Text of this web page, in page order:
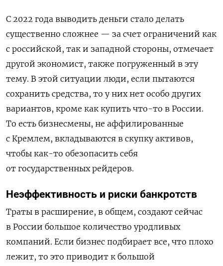
С 2022 года выводить деньги стало делать
существенно сложнее — за счет ограничений как
с российской, так и западной стороны, отмечает
другой экономист, также погруженный в эту
тему. В этой ситуации люди, если пытаются
сохранить средства, то у них нет особо других
вариантов, кроме как купить что-то в России.
То есть бизнесмены, не аффилированные
с Кремлем, вкладываются в скупку активов,
чтобы как-то обезопасить себя
от государственных рейдеров.
Неэффективность и риски банкротств
Траты в расширение, в общем, создают сейчас
в России большое количество уродливых
компаний. Если бизнес подбирает все, что плохо
лежит, то это приводит к большой